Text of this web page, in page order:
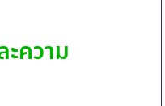
ความ